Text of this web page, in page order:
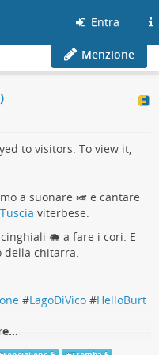
Entra
Menzione
to visitors. To view it,
a suonare 🎺 e cantare
Tuscia viterbese.
🐗 a fare i cori. E
della chitarra.
#LagoDiVico #HelloBurt